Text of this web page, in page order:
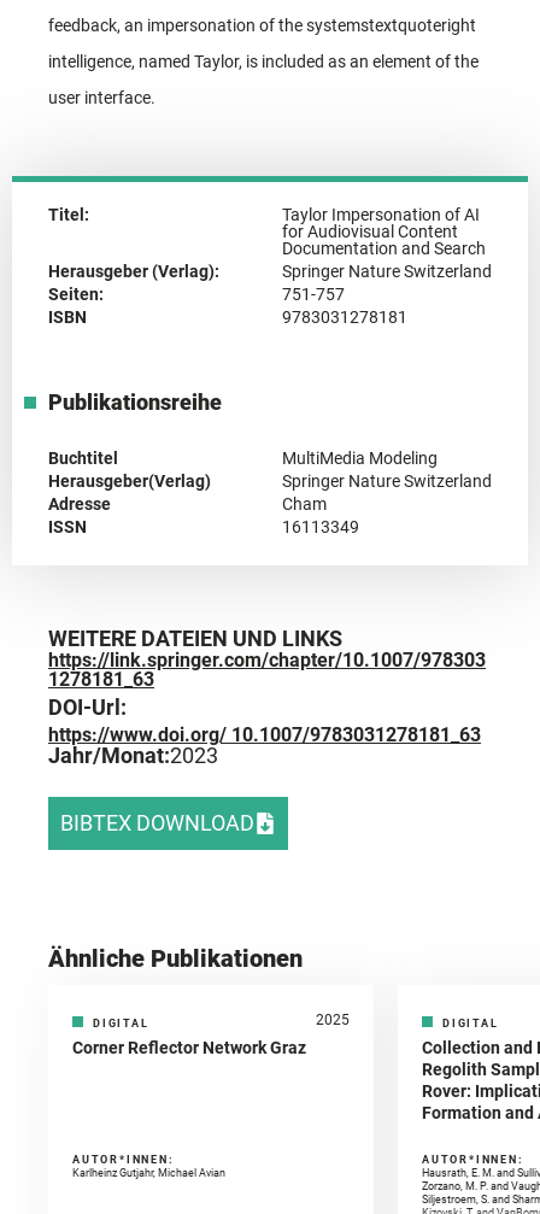
feedback, an impersonation of the systemstextquoteright
intelligence, named Taylor, is included as an element of the
user interface.
Titel:
Taylor Impersonation of AI
for Audiovisual Content
Documentation and Search
Herausgeber (Verlag):
Springer Nature Switzerland
Seiten:
751-757
ISBN
9783031278181
Publikationsreihe
Buchtitel
MultiMedia Modeling
Herausgeber(Verlag)
Springer Nature Switzerland
Adresse
Cham
ISSN
16113349
WEITERE DATEIEN UND LINKS
https://link.springer.com/chapter/10.1007/978303
1278181_63
DOI-Url:
https://www.doi.org/ 10.1007/9783031278181_63
Jahr/Monat:2023
BIBTEX DOWNLOAD
Ähnliche Publikationen
DIGITAL 2025
Corner Reflector Network Graz
AUTOR*INNEN:
Karlheinz Gutjahr, Michael Avian
DIGITAL
Collection and
Regolith
Rover:
Formation
AUTOR*INNEN:
Hausrath, E. M. and
Zorzano, M. P. and
Siljestroem, S. and